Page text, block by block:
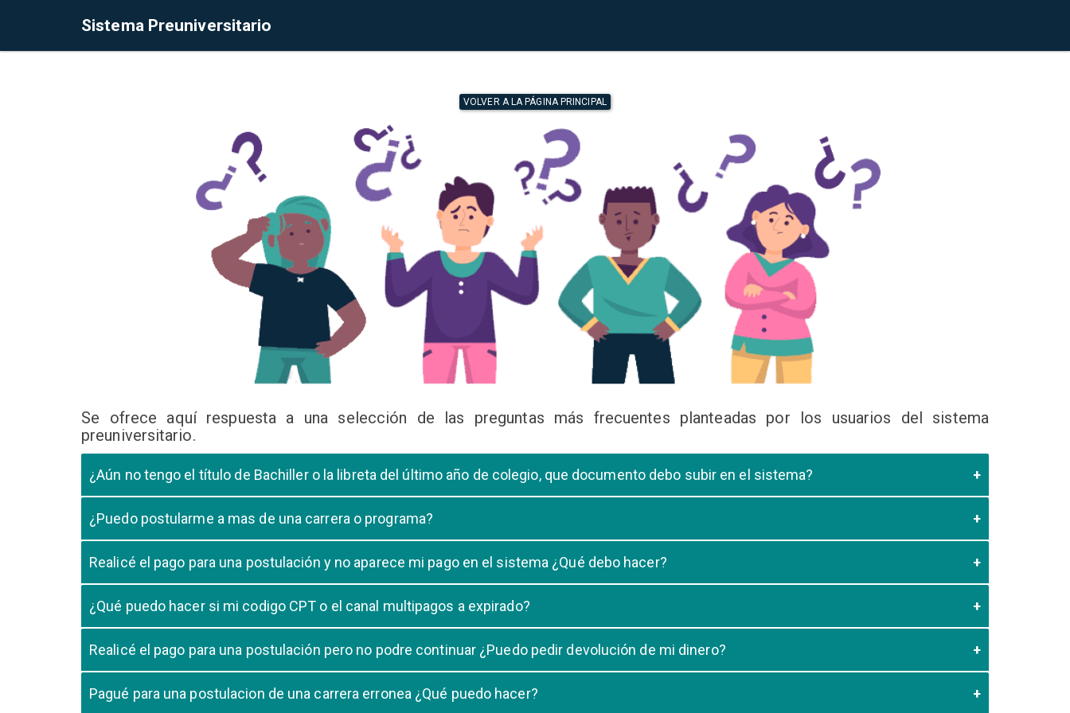
Sistema Preuniversitario
VOLVER A LA PÁGINA PRINCIPAL
Se ofrece aquí respuesta a una selección de las preguntas más frecuentes planteadas por los usuarios del sistema
preuniversitario.
¿Aún no tengo el título de Bachiller o la libreta del último año de colegio, que documento debo subir en el sistema?
cursando el ultimo año.
¿Puedo postularme a mas de una carrera o programa?
Realicé el pago para una postulación y no aparece mi pago en el sistema ¿Qué debo hacer?
pago, debe comunicarse con su unidad de admisión e indicar que no se registró su pago.
¿Qué puedo hacer si mi codigo CPT o el canal multipagos a expirado?
su postulación.
Realicé el pago para una postulación pero no podre continuar ¿Puedo pedir devolución de mi dinero?
Pagué para una postulacion de una carrera erronea ¿Qué puedo hacer?